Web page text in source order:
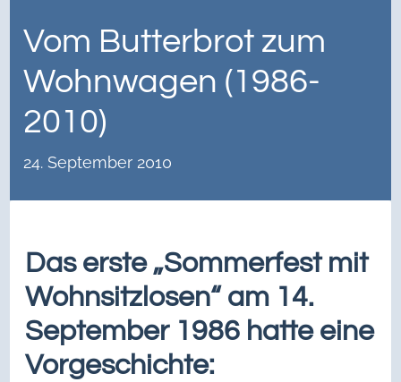
Vom Butterbrot zum
Wohnwagen (1986-
2010)
24. September 2010
Das erste „Sommerfest mit
Wohnsitzlosen“ am 14.
September 1986 hatte eine
Vorgeschichte: